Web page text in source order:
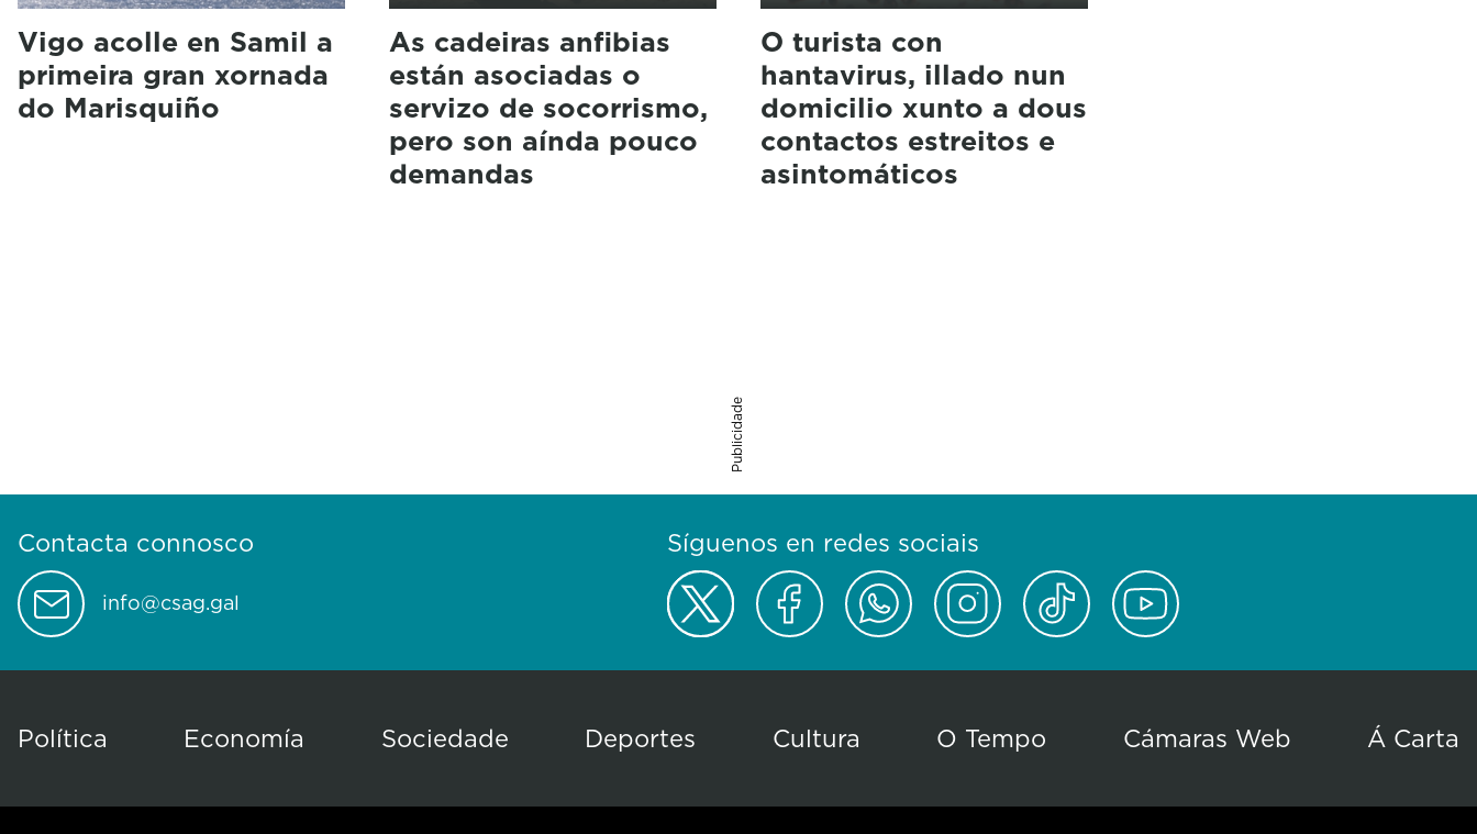
Vigo acolle en Samil a
primeira gran xornada
do Marisquiño
As cadeiras anfibias
están asociadas o
servizo de socorrismo,
pero son aínda pouco
demandas
O turista con
hantavirus, illado nun
domicilio xunto a dous
contactos estreitos e
asintomáticos
Publicidade
Contacta connosco
info@csag.gal
Síguenos en redes sociais
Política Economía Sociedade Deportes Cultura O Tempo Cámaras Web Á Carta